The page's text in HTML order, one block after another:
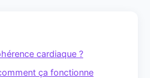
cardiaque ?
ça fonctionne